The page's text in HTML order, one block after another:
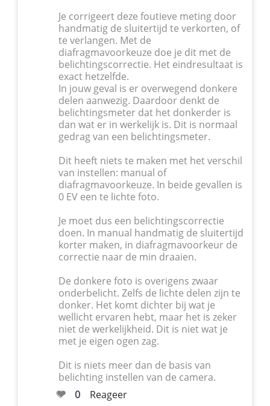
Je corrigeert deze foutieve meting door
handmatig de sluitertijd te verkorten, of
te verlangen. Met de
diafragmavoorkeuze doe je dit met de
belichtingscorrectie. Het eindresultaat is
exact hetzelfde.
In jouw geval is er overwegend donkere
delen aanwezig. Daardoor denkt de
belichtingsmeter dat het donkerder is
dan wat er in werkelijk is. Dit is normaal
gedrag van een belichtingsmeter.
Dit heeft niets te maken met het verschil
van instellen: manual of
diafragmavoorkeuze. In beide gevallen is
0 EV een te lichte foto.
Je moet dus een belichtingscorrectie
doen. In manual handmatig de sluitertijd
korter maken, in diafragmavoorkeur de
correctie naar de min draaien.
De donkere foto is overigens zwaar
onderbelicht. Zelfs de lichte delen zijn te
donker. Het komt dichter bij wat je
wellicht ervaren hebt, maar het is zeker
niet de werkelijkheid. Dit is niet wat je
met je eigen ogen zag.
Dit is niets meer dan de basis van
belichting instellen van de camera.
0
Reageer